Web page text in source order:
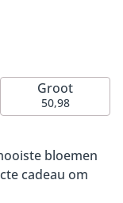
bloemen
cadeau om
en luchtige
Groot
50,98